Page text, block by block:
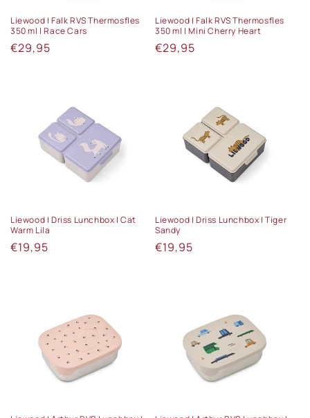
Liewood | Falk RVS Thermosfles
350 ml | Race Cars
Normale
€29,95
Liewood | Falk RVS Thermosfles
350 ml | Mini Cherry Heart
Normale
€29,95
Liewood | Driss Lunchbox | Cat
Warm Lila
Normale
€19,95
Liewood | Driss Lunchbox | Tiger
Sandy
Normale
€19,95